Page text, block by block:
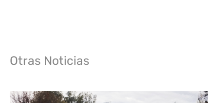
Otras Noticias